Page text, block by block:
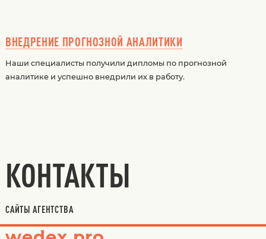
ВНЕДРЕНИЕ ПРОГНОЗНОЙ АНАЛИТИКИ
Наши специалисты получили дипломы по прогнозной
аналитике и успешно внедрили их в работу.
КОНТАКТЫ
САЙТЫ АГЕНТСТВА